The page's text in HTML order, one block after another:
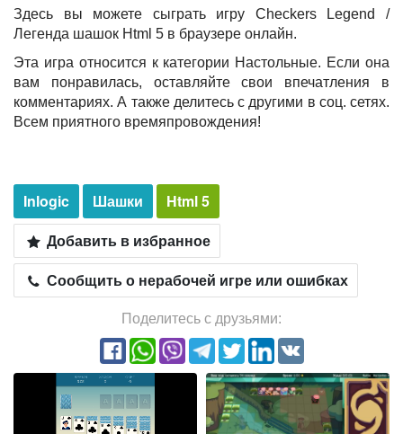
Здесь вы можете сыграть игру Checkers Legend /
Легенда шашок Html 5 в браузере онлайн.
Эта игра относится к категории Настольные. Если она
вам понравилась, оставляйте свои впечатления в
комментариях. А также делитесь c другими в соц. сетях.
Всем приятного времяпровождения!
Inlogic Шашки
Html 5
Добавить в избранное
Сообщить о нерабочей игре или ошибках
Поделитесь с друзьями: